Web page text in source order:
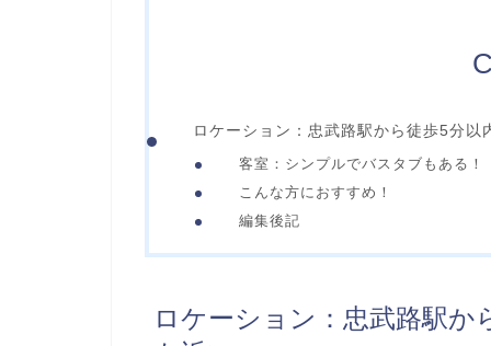
ロケーション：忠武路駅から徒歩5分以
客室：シンプルでバスタブもある！
こんな方におすすめ！
編集後記
ロケーション：忠武路駅か